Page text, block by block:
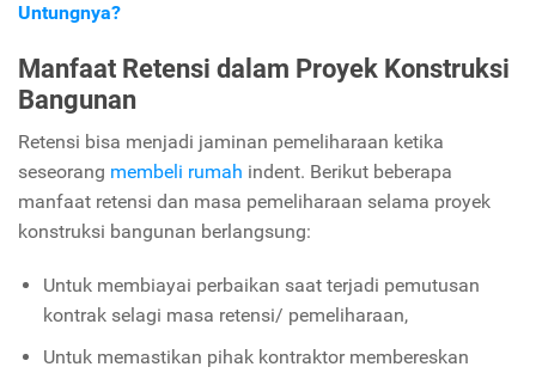
Untungnya?
Manfaat Retensi dalam Proyek Konstruksi
Bangunan
Retensi bisa menjadi jaminan pemeliharaan ketika
seseorang membeli rumah indent. Berikut beberapa
manfaat retensi dan masa pemeliharaan selama proyek
konstruksi bangunan berlangsung:
Untuk membiayai perbaikan saat terjadi pemutusan
kontrak selagi masa retensi/ pemeliharaan,
Untuk memastikan pihak kontraktor membereskan